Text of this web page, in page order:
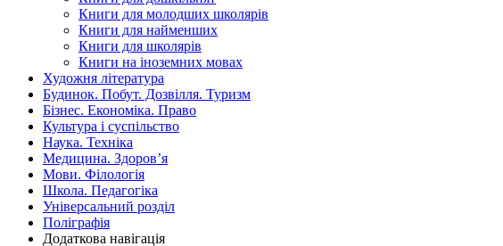
Книги для молодших школярів
Книги для найменших
Книги для школярів
Книги на іноземних мовах
Художня література
Будинок. Побут. Дозвілля. Туризм
Бізнес. Економіка. Право
Культура і суспільство
Наука. Техніка
Медицина. Здоров’я
Мови. Філологія
Школа. Педагогіка
Універсальний розділ
Поліграфія
Додаткова навігація